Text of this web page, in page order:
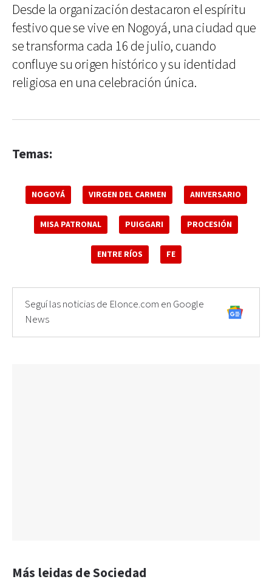
Desde la organización destacaron el espíritu
festivo que se vive en Nogoyá, una ciudad que
se transforma cada 16 de julio, cuando
confluye su origen histórico y su identidad
religiosa en una celebración única.
Temas:
NOGOYÁ VIRGEN DEL CARMEN ANIVERSARIO
MISA PATRONAL PUIGGARI PROCESIÓN
ENTRE RÍOS FE
Seguí las noticias de Elonce.com en Google
News
Más leidas de Sociedad